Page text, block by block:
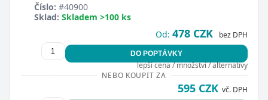
Číslo: #40900
Sklad: Skladem >100 ks
Od: 478 CZK bez DPH
DO POPTÁVKY
lepší cena / množství / alternativy
NEBO KOUPIT ZA
595 CZK vč. DPH